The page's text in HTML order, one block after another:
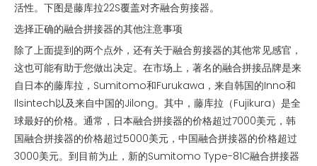
活性。下图是藤库拉22S覆盖对齐融合剪接器。
选择正确的融合拼接器的其他注意事项
除了上面提到的两个点外，还有关于融合剪接器的其他常见感官，
这也可能有助于您做出决定。在市场上，著名的融合拼接品牌是来
自日本的藤库拉，Sumitomo和Furukawa，来自韩国的Inno和
Ilsintech以及来自中国的Jilong。其中，藤库拉（Fujikura）是全
球最好的价格。通常，日本融合拼接器的价格超过7000美元，韩
国融合拼接器的价格超过5000美元，中国融合拼接器的价格超过
3000美元。到目前为止，新的Sumitomo Type-81C融合拼接器